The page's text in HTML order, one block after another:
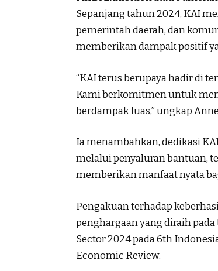
Sepanjang tahun 2024, KAI
pemerintah daerah, dan
memberikan dampak positif
“KAI terus berupaya hadir di
Kami berkomitmen untuk
berdampak luas,” ungkap
Ia menambahkan, dedikasi
melalui penyaluran bantuan,
memberikan manfaat nyata
Pengakuan terhadap
penghargaan yang diraih
Sector 2024 pada 6th
Economic Review.